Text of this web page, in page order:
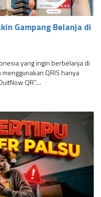
Gampang Belanja di
yang ingin berbelanja di
QRIS hanya
QR”....